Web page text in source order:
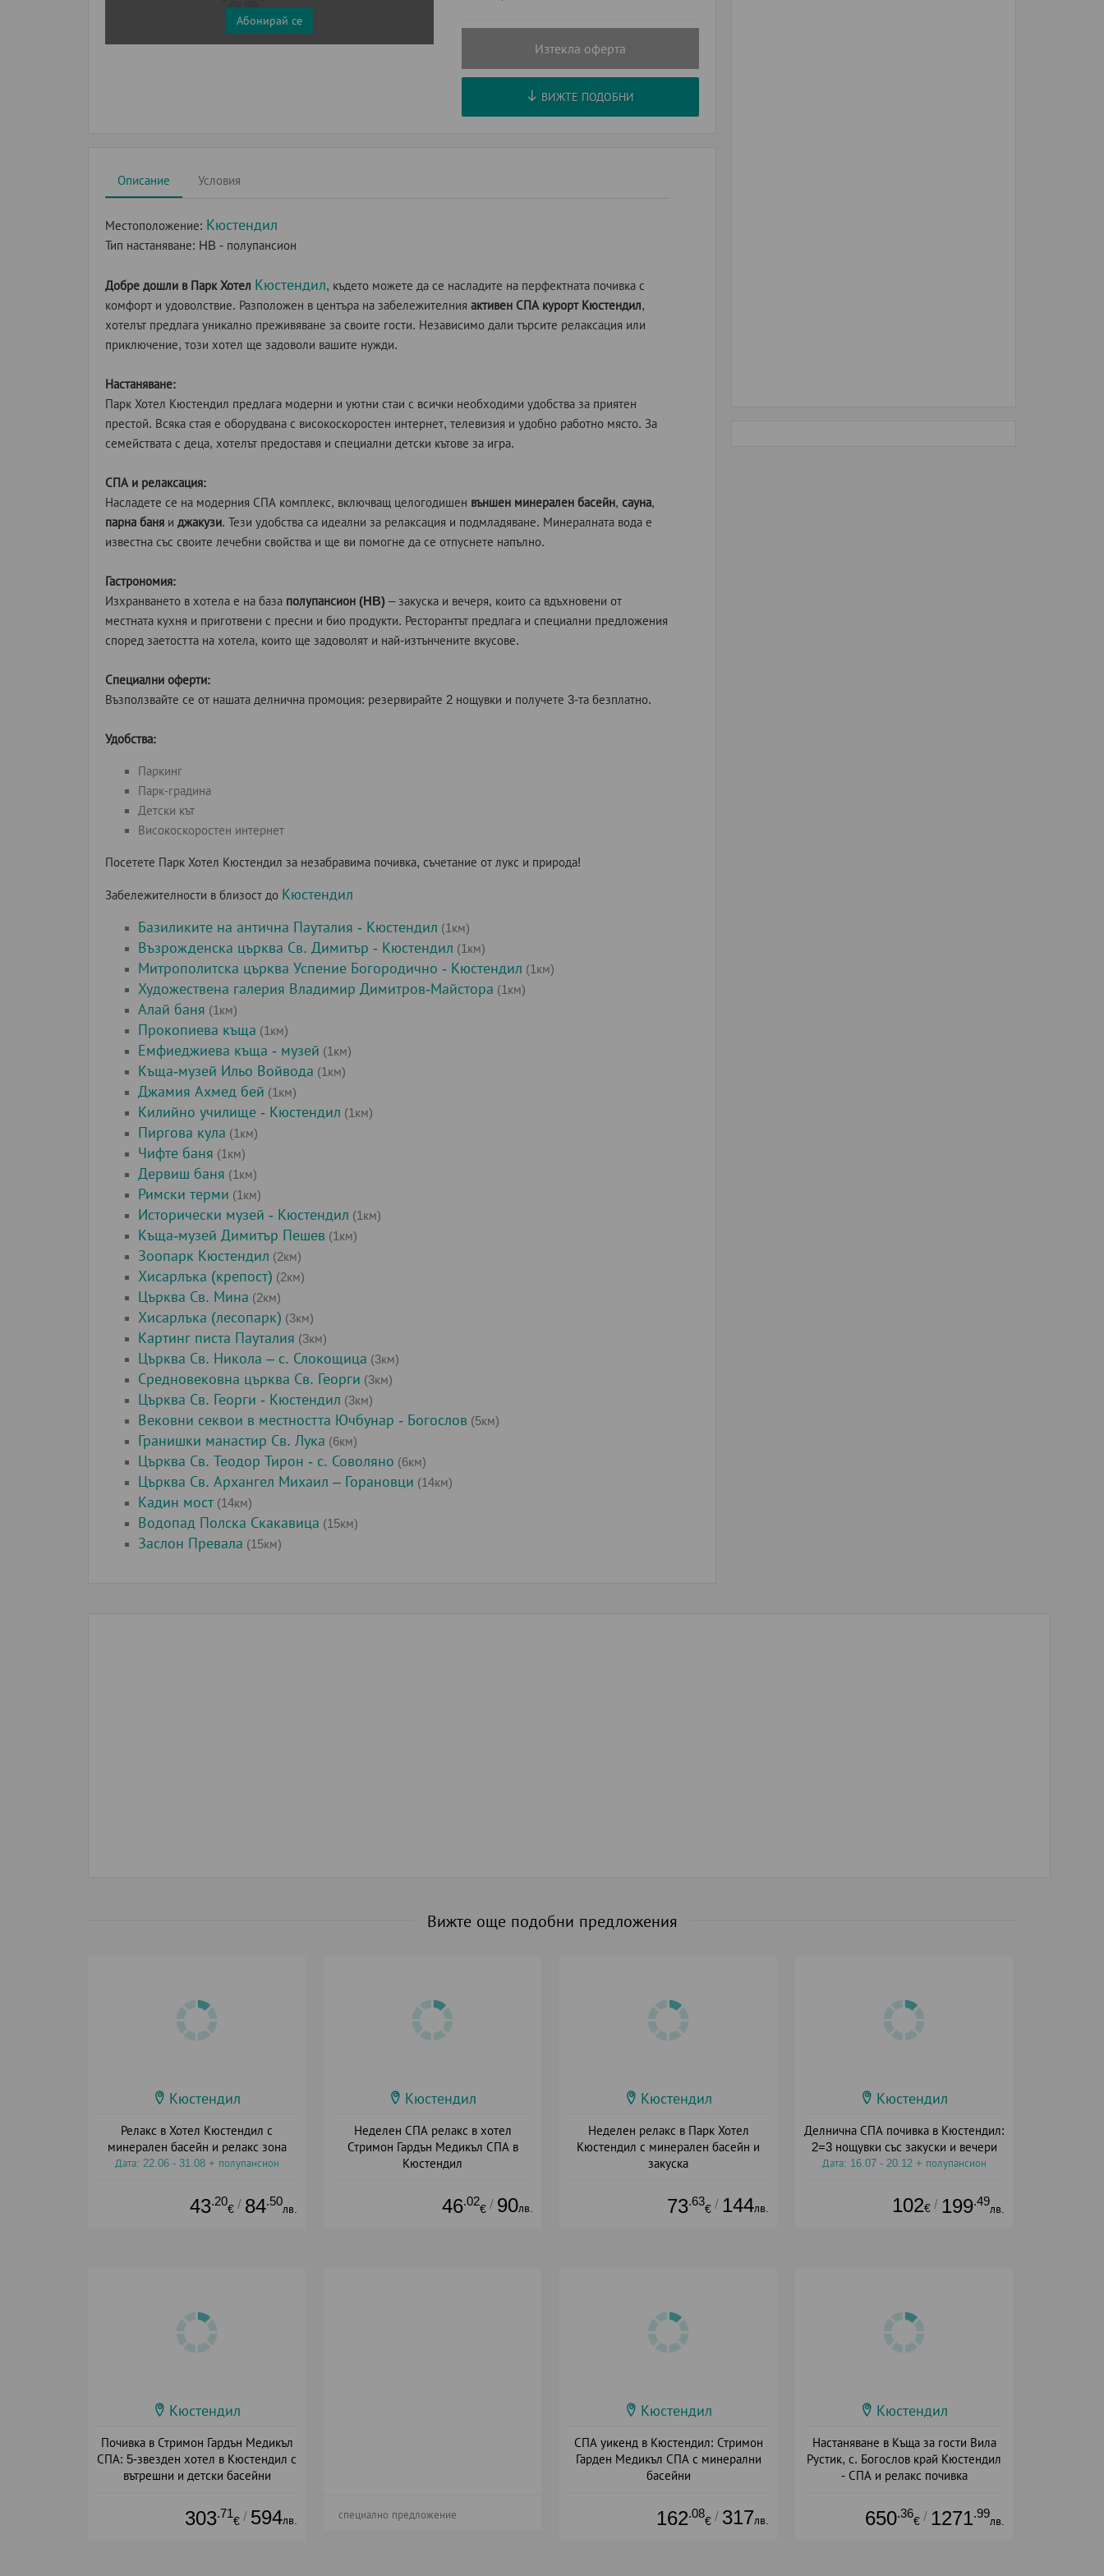
Абонирай се
Изтекла оферта
ВИЖТЕ ПОДОБНИ
Описание Условия
Местоположение: Кюстендил
Тип настаняване: HB - полупансион
Добре дошли в Парк Хотел Кюстендил, където можете да се насладите на перфектната почивка с
комфорт и удоволствие. Разположен в центъра на забележителния активен СПА курорт Кюстендил,
хотелът предлага уникално преживяване за своите гости. Независимо дали търсите релаксация или
приключение, този хотел ще задоволи вашите нужди.
Настаняване:
Парк Хотел Кюстендил предлага модерни и уютни стаи с всички необходими удобства за приятен
престой. Всяка стая е оборудвана с високоскоростен интернет, телевизия и удобно работно място. За
семействата с деца, хотелът предоставя и специални детски кътове за игра.
СПА и релаксация:
Насладете се на модерния СПА комплекс, включващ целогодишен външен минерален басейн, сауна,
парна баня и джакузи. Тези удобства са идеални за релаксация и подмладяване. Минералната вода е
известна със своите лечебни свойства и ще ви помогне да се отпуснете напълно.
Гастрономия:
Изхранването в хотела е на база полупансион (HB) – закуска и вечеря, които са вдъхновени от
местната кухня и приготвени с пресни и био продукти. Ресторантът предлага и специални предложения
според заетостта на хотела, които ще задоволят и най-изтънчените вкусове.
Специални оферти:
Възползвайте се от нашата делнична промоция: резервирайте 2 нощувки и получете 3-та безплатно.
Удобства:
Паркинг
Парк-градина
Детски кът
Високоскоростен интернет
Посетете Парк Хотел Кюстендил за незабравима почивка, съчетание от лукс и природа!
Забележителности в близост до Кюстендил
Базиликите на антична Пауталия - Кюстендил (1км)
Възрожденска църква Св. Димитър - Кюстендил (1км)
Митрополитска църква Успение Богородично - Кюстендил (1км)
Художествена галерия Владимир Димитров-Майстора (1км)
Алай баня (1км)
Прокопиева къща (1км)
Емфиеджиева къща - музей (1км)
Къща-музей Ильо Войвода (1км)
Джамия Ахмед бей (1км)
Килийно училище - Кюстендил (1км)
Пиргова кула (1км)
Чифте баня (1км)
Дервиш баня (1км)
Римски терми (1км)
Исторически музей - Кюстендил (1км)
Къща-музей Димитър Пешев (1км)
Зоопарк Кюстендил (2км)
Хисарлъка (крепост) (2км)
Църква Св. Мина (2км)
Хисарлъка (лесопарк) (3км)
Картинг писта Пауталия (3км)
Църква Св. Никола – с. Слокощица (3км)
Средновековна църква Св. Георги (3км)
Църква Св. Георги - Кюстендил (3км)
Вековни секвои в местността Ючбунар - Богослов (5км)
Гранишки манастир Св. Лука (6км)
Църква Св. Теодор Тирон - с. Соволяно (6км)
Църква Св. Архангел Михаил – Горановци (14км)
Кадин мост (14км)
Водопад Полска Скакавица (15км)
Заслон Превала (15км)
Вижте още подобни предложения
Кюстендил
Релакс в Хотел Кюстендил с
минерален басейн и релакс зона
Дата: 22.06 - 31.08 + полупансион
43.20
€ / 84.50
лв.
Кюстендил
Неделен СПА релакс в хотел
Стримон Гардън Медикъл СПА в
Кюстендил
46.02
€ / 90лв.
Кюстендил
Неделен релакс в Парк Хотел
Кюстендил с минерален басейн и
закуска
73.63
€ / 144лв.
Кюстендил
Делнична СПА почивка в Кюстендил:
2=3 нощувки със закуски и вечери
Дата: 16.07 - 20.12 + полупансион
102€ / 199.49
лв.
Кюстендил
Почивка в Стримон Гардън Медикъл
СПА: 5-звезден хотел в Кюстендил с
вътрешни и детски басейни
303.71
€ / 594лв. специално предложение
Кюстендил
СПА уикенд в Кюстендил: Стримон
Гарден Медикъл СПА с минерални
басейни
162.08
€ / 317лв.
Кюстендил
Настаняване в Къща за гости Вила
Рустик, с. Богослов край Кюстендил
- СПА и релакс почивка
650.36
€ / 1271.99
лв.